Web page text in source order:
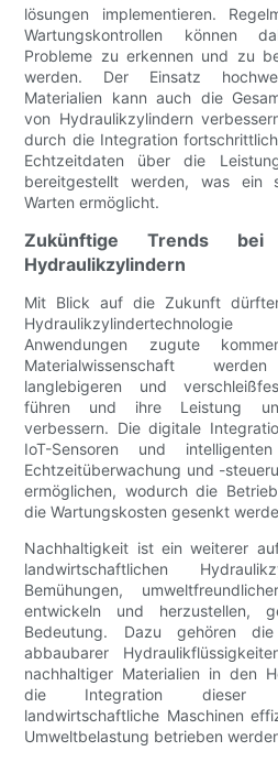
lösungen implementieren.
Wartungskontrollen können
Probleme zu erkennen und zu
werden. Der Einsatz
Materialien kann auch die
von Hydraulikzylindern
durch die Integration
Echtzeitdaten über die
bereitgestellt werden, was ein
Warten ermöglicht.
Zukünftige Trends bei
Hydraulikzylindern
Mit Blick auf die Zukunft
Anwendungen zugute
Materialwissenschaft
langlebigeren und
führen und ihre Leistung
verbessern. Die digitale
IoT-Sensoren und
Echtzeitüberwachung und -
ermöglichen, wodurch die
die Wartungskosten gesenkt
Nachhaltigkeit ist ein weiterer
landwirtschaftlichen
Bemühungen,
entwickeln und herzustellen,
Bedeutung. Dazu gehören
abbaubarer
nachhaltiger Materialien in den
die Integration dieser
landwirtschaftliche Maschinen
Umweltbelastung betrieben